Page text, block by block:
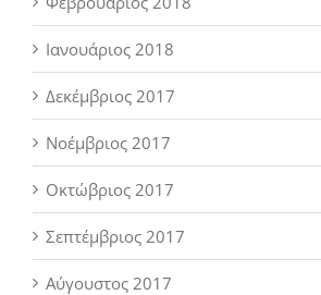
Ιανουάριος 2018
Δεκέμβριος 2017
Νοέμβριος 2017
Οκτώβριος 2017
Σεπτέμβριος 2017
Αύγουστος 2017